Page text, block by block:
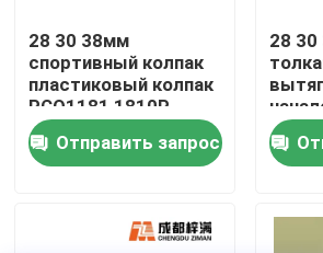
Свяжитесь мы
Новости
Упаковка напитка еды
Алюминиевая упаковка напитка
28 30 38мм
спортивный колпак
пластиковый колпак
PCO1181 1810P
Отправить запрос
28